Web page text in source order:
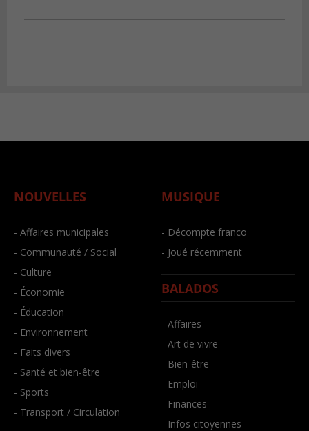
NOUVELLES
- Affaires municipales
- Communauté / Social
- Culture
- Économie
- Éducation
- Environnement
- Faits divers
- Santé et bien-être
- Sports
- Transport / Circulation
MUSIQUE
- Décompte franco
- Joué récemment
BALADOS
- Affaires
- Art de vivre
- Bien-être
- Emploi
- Finances
- Infos citoyennes